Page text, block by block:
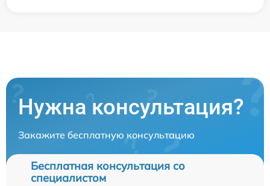
Нужна консультация?
Закажите бесплатную консультацию
Бесплатная консультация со
специалистом